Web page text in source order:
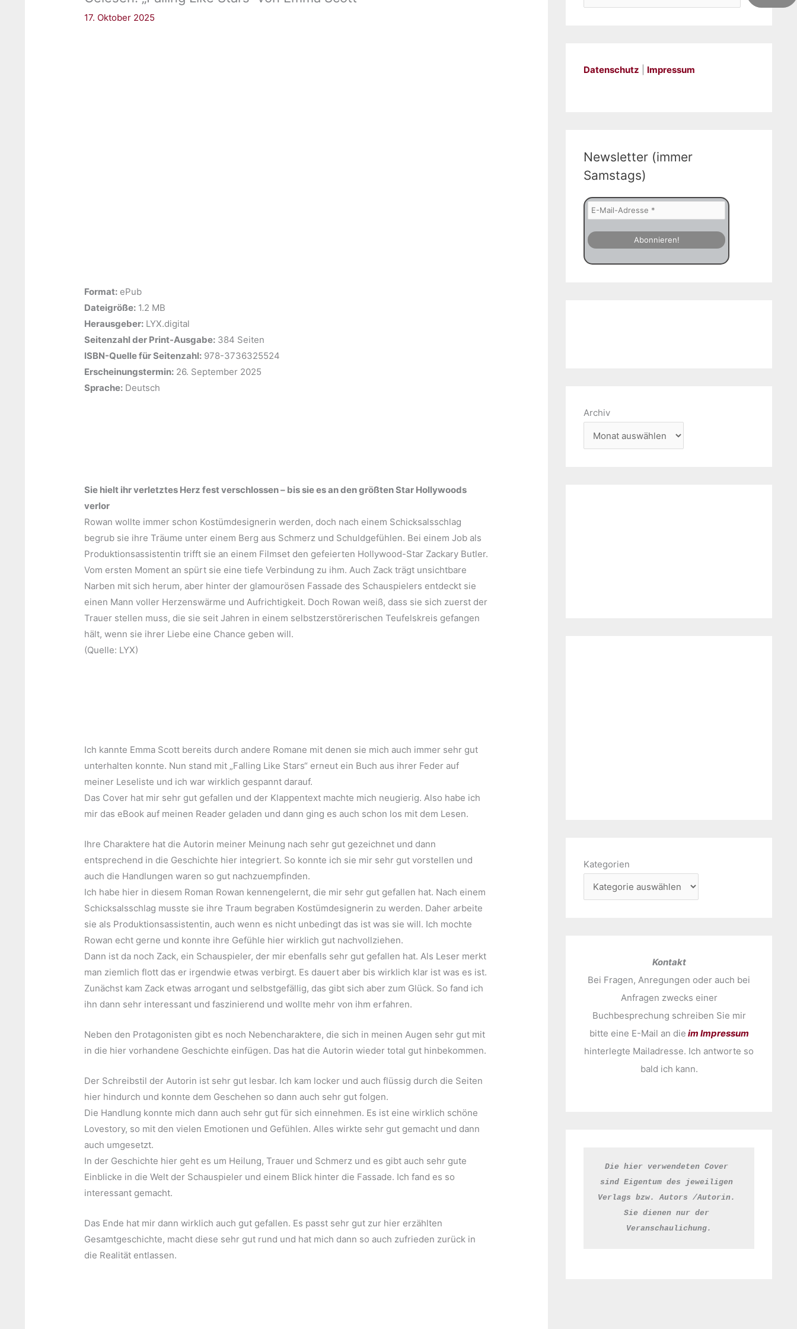
17. Oktober 2025
Format: ePub
Dateigröße: ‎1.2 MB
Herausgeber: LYX.digital
Seitenzahl der Print-Ausgabe: ‎384 Seiten
ISBN-Quelle für Seitenzahl: 978-3736325524
Erscheinungstermin: ‎26. September 2025
Sprache: ‎Deutsch
Sie hielt ihr verletztes Herz fest verschlossen – bis sie es an den größten Star Hollywoods
verlor
Rowan wollte immer schon Kostümdesignerin werden, doch nach einem Schicksalsschlag
begrub sie ihre Träume unter einem Berg aus Schmerz und Schuldgefühlen. Bei einem Job als
Produktionsassistentin trifft sie an einem Filmset den gefeierten Hollywood-Star Zackary Butler.
Vom ersten Moment an spürt sie eine tiefe Verbindung zu ihm. Auch Zack trägt unsichtbare
Narben mit sich herum, aber hinter der glamourösen Fassade des Schauspielers entdeckt sie
einen Mann voller Herzenswärme und Aufrichtigkeit. Doch Rowan weiß, dass sie sich zuerst der
Trauer stellen muss, die sie seit Jahren in einem selbstzerstörerischen Teufelskreis gefangen
hält, wenn sie ihrer Liebe eine Chance geben will.
(Quelle: LYX)
Ich kannte Emma Scott bereits durch andere Romane mit denen sie mich auch immer sehr gut
unterhalten konnte. Nun stand mit „Falling Like Stars“ erneut ein Buch aus ihrer Feder auf
meiner Leseliste und ich war wirklich gespannt darauf.
Das Cover hat mir sehr gut gefallen und der Klappentext machte mich neugierig. Also habe ich
mir das eBook auf meinen Reader geladen und dann ging es auch schon los mit dem Lesen.
Ihre Charaktere hat die Autorin meiner Meinung nach sehr gut gezeichnet und dann
entsprechend in die Geschichte hier integriert. So konnte ich sie mir sehr gut vorstellen und
auch die Handlungen waren so gut nachzuempfinden.
Ich habe hier in diesem Roman Rowan kennengelernt, die mir sehr gut gefallen hat. Nach einem
Schicksalsschlag musste sie ihre Traum begraben Kostümdesignerin zu werden. Daher arbeite
sie als Produktionsassistentin, auch wenn es nicht unbedingt das ist was sie will. Ich mochte
Rowan echt gerne und konnte ihre Gefühle hier wirklich gut nachvollziehen.
Dann ist da noch Zack, ein Schauspieler, der mir ebenfalls sehr gut gefallen hat. Als Leser merkt
man ziemlich flott das er irgendwie etwas verbirgt. Es dauert aber bis wirklich klar ist was es ist.
Zunächst kam Zack etwas arrogant und selbstgefällig, das gibt sich aber zum Glück. So fand ich
ihn dann sehr interessant und faszinierend und wollte mehr von ihm erfahren.
Neben den Protagonisten gibt es noch Nebencharaktere, die sich in meinen Augen sehr gut mit
in die hier vorhandene Geschichte einfügen. Das hat die Autorin wieder total gut hinbekommen.
Der Schreibstil der Autorin ist sehr gut lesbar. Ich kam locker und auch flüssig durch die Seiten
hier hindurch und konnte dem Geschehen so dann auch sehr gut folgen.
Die Handlung konnte mich dann auch sehr gut für sich einnehmen. Es ist eine wirklich schöne
Lovestory, so mit den vielen Emotionen und Gefühlen. Alles wirkte sehr gut gemacht und dann
auch umgesetzt.
In der Geschichte hier geht es um Heilung, Trauer und Schmerz und es gibt auch sehr gute
Einblicke in die Welt der Schauspieler und einem Blick hinter die Fassade. Ich fand es so
interessant gemacht.
Das Ende hat mir dann wirklich auch gut gefallen. Es passt sehr gut zur hier erzählten
Gesamtgeschichte, macht diese sehr gut rund und hat mich dann so auch zufrieden zurück in
die Realität entlassen.
Datenschutz Impressum
Newsletter (immer
Samstags)
Archiv
Kategorien
Kontakt
Bei Fragen, Anregungen oder auch bei
Anfragen zwecks einer
Buchbesprechung schreiben Sie mir
bitte eine E-Mail an die im Impressum
hinterlegte Mailadresse. Ich antworte so
bald ich kann.
Die hier verwendeten Cover
sind Eigentum des jeweiligen
Verlags bzw. Autors /Autorin.
Sie dienen nur der
Veranschaulichung.